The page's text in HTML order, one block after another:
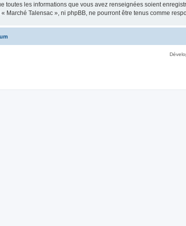
toutes les informations que vous avez renseignées soient
Marché Talensac », ni phpBB, ne pourront être tenus comme